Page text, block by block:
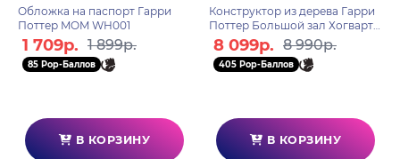
Обложка на паспорт Гарри
Поттер MOM WH001
1 709р. 1 899р.
85 Pop-Баллов
В КОРЗИНУ
Конструктор из дерева Гарри
Поттер Большой зал Хогвартс
1610
8 099р. 8 990р.
405 Pop-Баллов
В КОРЗИНУ